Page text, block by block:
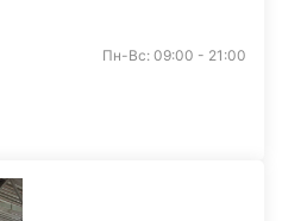
Пн-Вс: 09:00 - 21:00